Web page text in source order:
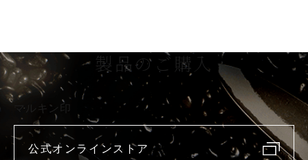
製品のご購入
マルキン印
公式オンラインストア